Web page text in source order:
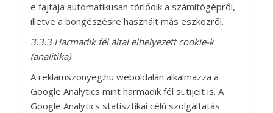
e fajtája automatikusan törlődik a számítógépről,
illetve a böngészésre használt más eszközről.
3.3.3 Harmadik fél által elhelyezett cookie-k
(analitika)
A reklamszonyeg.hu weboldalán alkalmazza a
Google Analytics mint harmadik fél sütijeit is. A
Google Analytics statisztikai célú szolgáltatás